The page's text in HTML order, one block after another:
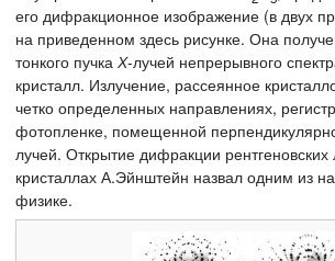
его дифракционное изображение (в двух
на приведенном здесь рисунке. Она
тонкого пучка Х-лучей непрерывного
кристалл. Излучение, рассеянное
четко определенных направлениях,
фотопленке, помещенной
лучей. Открытие дифракции рентгеновских
кристаллах А.Эйнштейн назвал одним из
физике.